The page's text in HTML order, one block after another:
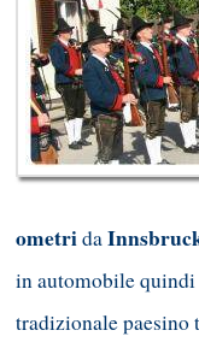
ometrida
in automobile
tradizionale paesino